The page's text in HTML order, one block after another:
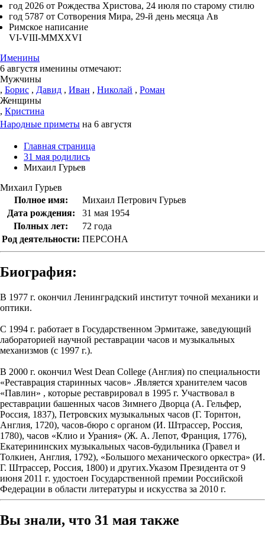
год 2026 от Рождества Христова, 24 июля по старому стилю
год 5787 от Сотворения Мира, 29-й день месяца Ав
Римское написание
VI-VIII-MMXXVI
Именины
6 августя именины отмечают:
Мужчины
, Борис , Давид , Иван , Николай , Роман
Женщины
, Кристина
Народные приметы на 6 августя
Главная страница
31 мая родились
Михаил Гурьев
Михаил Гурьев
Полное имя:
Михаил Петрович Гурьев
Дата рождения:
31 мая 1954
Полных лет:
72 года
Род деятельности: ПЕРСОНА
Биография:
В 1977 г. окончил Ленинградский институт точной механики и
оптики.
С 1994 г. работает в Государственном Эрмитаже, заведующий
лабораторией научной реставрации часов и музыкальных
механизмов (с 1997 г.).
В 2000 г. окончил West Dean College (Англия) по специальности
«Реставрация старинных часов» .Является хранителем часов
«Павлин» , которые реставрировал в 1995 г. Участвовал в
реставрации башенных часов Зимнего Дворца (А. Гельфер,
Россия, 1837), Петровских музыкальных часов (Г. Торнтон,
Англия, 1720), часов-бюро с органом (И. Штрассер, Россия,
1780), часов «Клио и Урания» (Ж. А. Лепот, Франция, 1776),
Екатерининских музыкальных часов-будильника (Гравел и
Толкиен, Англия, 1792), «Большого механического оркестра» (И.
Г. Штрассер, Россия, 1800) и других.Указом Президента от 9
июня 2011 г. удостоен Государственной премии Российской
Федерации в области литературы и искусства за 2010 г.
Вы знали, что 31 мая также